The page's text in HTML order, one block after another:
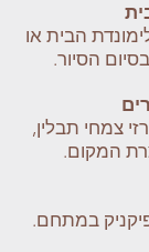
הבית או
הסיור.
צמחי תבלין,
המקום.
פיקניק במתחם.